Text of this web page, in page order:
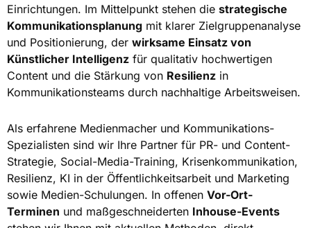
Einrichtungen. Im Mittelpunkt stehen die strategische
Kommunikationsplanung mit klarer Zielgruppenanalyse
und Positionierung, der wirksame Einsatz von
Künstlicher Intelligenz für qualitativ hochwertigen
Content und die Stärkung von Resilienz in
Kommunikationsteams durch nachhaltige Arbeitsweisen.
Als erfahrene Medienmacher und Kommunikations-
Spezialisten sind wir Ihre Partner für PR- und Content-
Strategie, Social-Media-Training, Krisenkommunikation,
Resilienz, KI in der Öffentlichkeitsarbeit und Marketing
sowie Medien-Schulungen. In offenen Vor-Ort-
Terminen und maßgeschneiderten Inhouse-Events